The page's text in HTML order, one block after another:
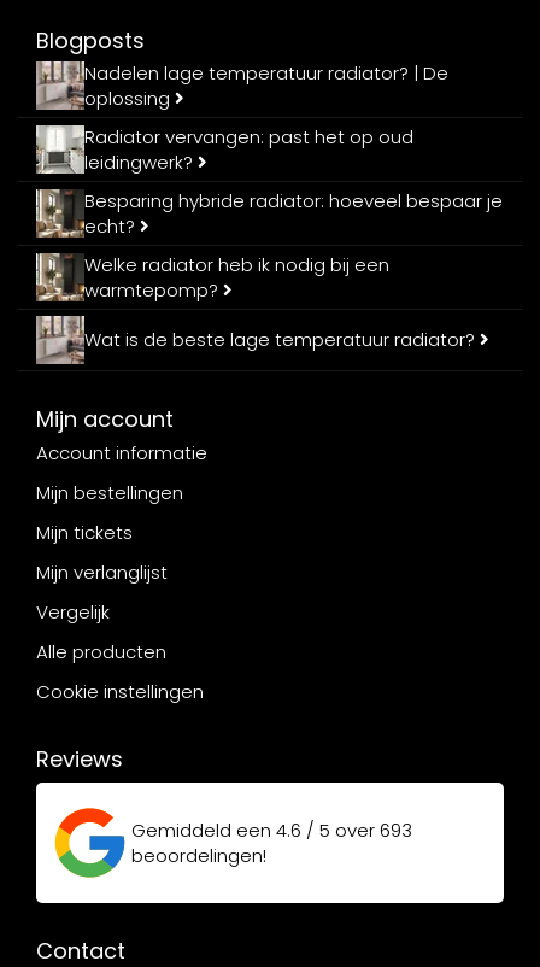
Blogposts
Nadelen lage temperatuur radiator? | De
oplossing
Radiator vervangen: past het op oud
leidingwerk?
Besparing hybride radiator: hoeveel bespaar je
echt?
Welke radiator heb ik nodig bij een
warmtepomp?
Wat is de beste lage temperatuur radiator?
Mijn account
Account informatie
Mijn bestellingen
Mijn tickets
Mijn verlanglijst
Vergelijk
Alle producten
Cookie instellingen
Reviews
Gemiddeld een 4.6 / 5 over693
beoordelingen!
Contact